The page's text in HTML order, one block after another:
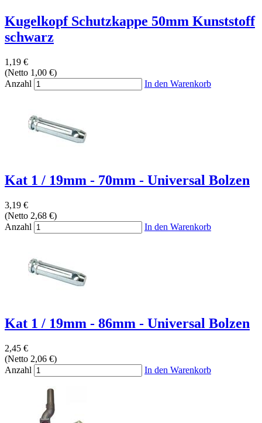
Kugelkopf Schutzkappe 50mm Kunststoff
schwarz
1,19 €
(Netto 1,00 €)
Anzahl
In den Warenkorb
Kat 1 / 19mm - 70mm - Universal Bolzen
3,19 €
(Netto 2,68 €)
Anzahl
In den Warenkorb
Kat 1 / 19mm - 86mm - Universal Bolzen
2,45 €
(Netto 2,06 €)
Anzahl
In den Warenkorb